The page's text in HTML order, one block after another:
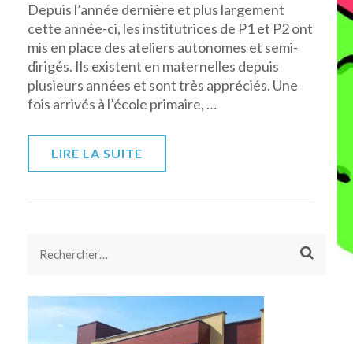
Depuis l’année dernière et plus largement
cette année-ci, les institutrices de P1 et P2 ont
mis en place des ateliers autonomes et semi-
dirigés. Ils existent en maternelles depuis
plusieurs années et sont très appréciés. Une
fois arrivés à l’école primaire, …
LIRE LA SUITE
Rechercher :